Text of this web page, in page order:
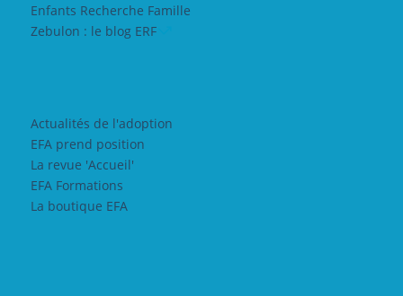
Enfants Recherche Famille
Zebulon : le blog ERF
Actualités de l'adoption
EFA prend position
La revue 'Accueil'
EFA Formations
La boutique EFA